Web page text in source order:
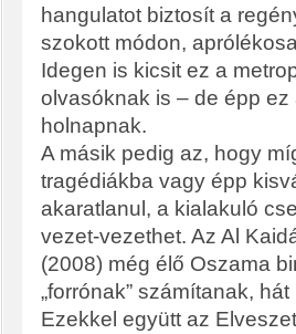
hangulatot biztosít a
szokott módon,
Idegen is kicsit ez a
olvasóknak is – de épp
holnapnak.
A másik pedig az, hogy
tragédiákba vagy épp
akaratlanul, a kialakuló
vezet-vezethet. Az Al
(2008) még élő Oszama
„forrónak” számítanak,
Ezekkel együtt az